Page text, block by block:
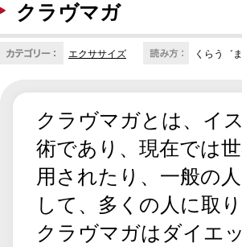
クラヴマガ
エクササイズ くらう゛
クラヴマガとは、イ
術であり、現在では
用されたり、一般の
して、多くの人に取
クラヴマガはダイエ